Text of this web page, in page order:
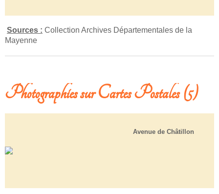
Sources : Collection Archives Départementales de la
Mayenne
Photographies sur Cartes Postales (5)
Avenue de Châtillon